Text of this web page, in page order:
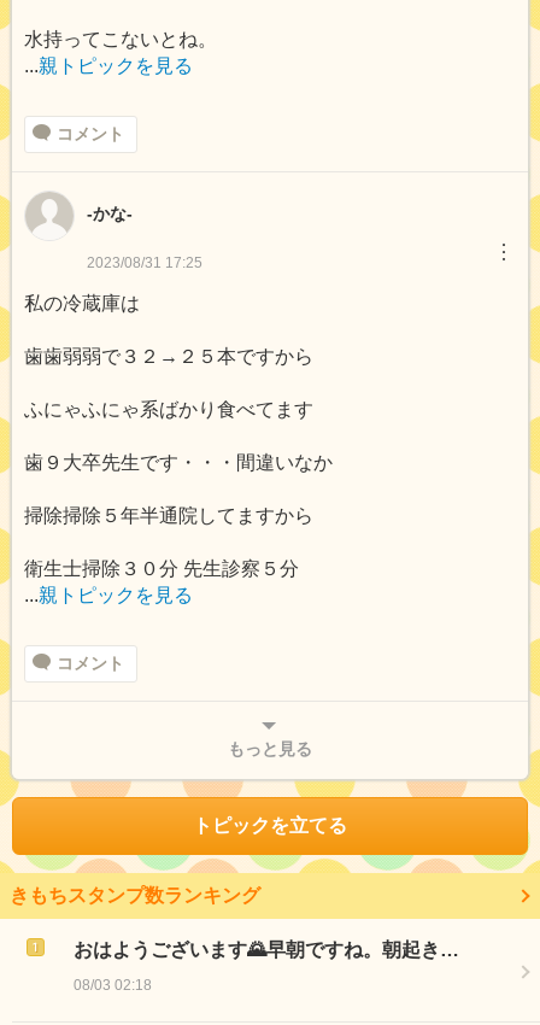
水持ってこないとね。
...親トピックを見る
コメント
-かな-
2023/08/31 17:25 ︙
私の冷蔵庫は
歯歯弱弱で３２→２５本ですから
ふにゃふにゃ系ばかり食べてます
歯９大卒先生です・・・間違いなか
掃除掃除５年半通院してますから
衛生士掃除３０分 先生診察５分
...親トピックを見る
コメント
もっと見る
トピックを立てる
きもちスタンプ数ランキング
おはようございます🌄早朝ですね。朝起き…
08/03 02:18